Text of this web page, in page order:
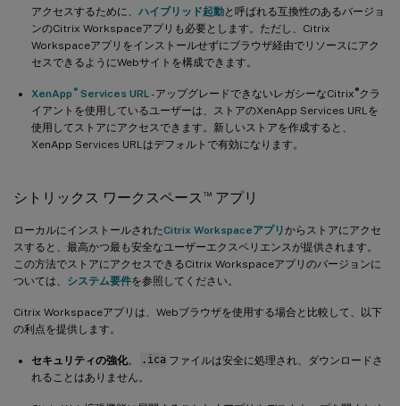
アクセスするために、 ハイブリッド起動と呼ばれる互換性のあるバージョ
ンのCitrix Workspaceアプリも必要とします。ただし、Citrix
Workspaceアプリをインストールせずにブラウザ経由でリソースにアク
セスできるようにWebサイトを構成できます。
XenApp ®Services URL- アップグレードできないレガシーなCitrix ®クラ
イアントを使用しているユーザーは、ストアのXenApp Services URLを
使用してストアにアクセスできます。新しいストアを作成すると、
XenApp Services URLはデフォルトで有効になります。
シトリックス ワークスペース ™アプリ
ローカルにインストールされたCitrix Workspaceアプリからストアにアクセ
スすると、最高かつ最も安全なユーザーエクスペリエンスが提供されます。
この方法でストアにアクセスできるCitrix Workspaceアプリのバージョンに
ついては、 システム要件を参照してください。
Citrix Workspaceアプリは、Webブラウザを使用する場合と比較して、以下
の利点を提供します。
セキュリティの強化。 .ica ファイルは安全に処理され、ダウンロードさ
れることはありません。